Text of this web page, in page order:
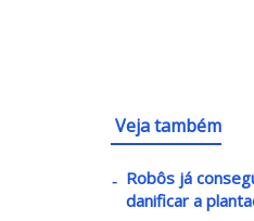
Veja também
Robôs já
danificar a